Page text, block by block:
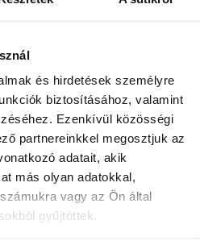
és hirdetések személyre
biztosításához, valamint
Ezenkívül közösségi
partnereinkkel megosztjuk az
adatait, akik
más olyan adatokkal,
vagy az Ön által
gyűjtöttek.
Takeaways